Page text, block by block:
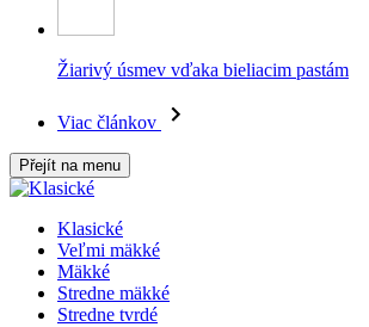
Žiarivý úsmev vďaka bieliacim pastám
Viac článkov
Přejít na menu
Klasické
Veľmi mäkké
Mäkké
Stredne mäkké
Stredne tvrdé